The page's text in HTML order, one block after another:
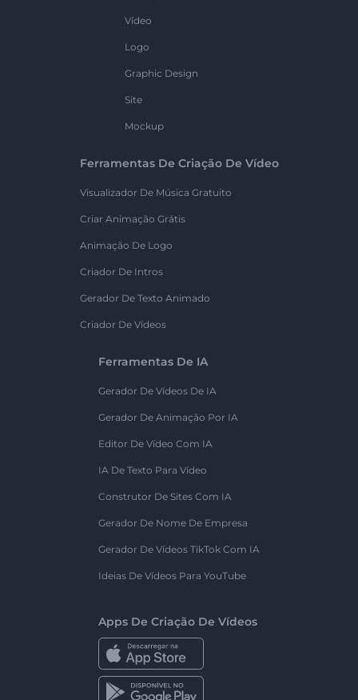
Vídeo
Logo
Graphic Design
Site
Mockup
Ferramentas De Criação De Vídeo
Visualizador De Música Gratuito
Criar Animação Grátis
Animação De Logo
Criador De Intros
Gerador De Texto Animado
Criador De Vídeos
Ferramentas De IA
Gerador De Vídeos De IA
Gerador De Animação Por IA
Editor De Vídeo Com IA
IA De Texto Para Vídeo
Construtor De Sites Com IA
Gerador De Nome De Empresa
Gerador De Vídeos TikTok Com IA
Ideias De Vídeos Para YouTube
Apps De Criação De Vídeos